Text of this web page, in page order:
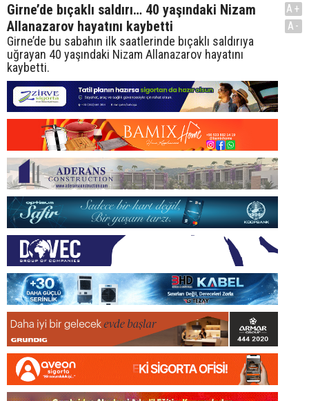
Girne’de bıçaklı saldırı… 40 yaşındaki Nizam
Allanazarov hayatını kaybetti
Girne’de bu sabahın ilk saatlerinde bıçaklı saldırıya
uğrayan 40 yaşındaki Nizam Allanazarov hayatını
kaybetti.
A+
A-